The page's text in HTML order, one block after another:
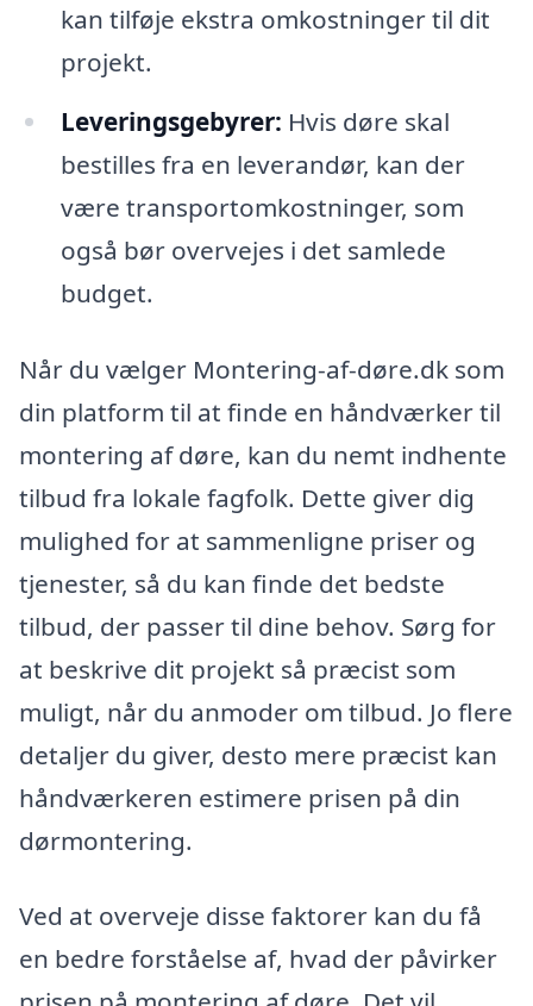
kan tilføje ekstra omkostninger til dit
projekt.
Leveringsgebyrer: Hvis døre skal
bestilles fra en leverandør, kan der
være transportomkostninger, som
også bør overvejes i det samlede
budget.
Når du vælger Montering-af-døre.dk som
din platform til at finde en håndværker til
montering af døre, kan du nemt indhente
tilbud fra lokale fagfolk. Dette giver dig
mulighed for at sammenligne priser og
tjenester, så du kan finde det bedste
tilbud, der passer til dine behov. Sørg for
at beskrive dit projekt så præcist som
muligt, når du anmoder om tilbud. Jo flere
detaljer du giver, desto mere præcist kan
håndværkeren estimere prisen på din
dørmontering.
Ved at overveje disse faktorer kan du få
en bedre forståelse af, hvad der påvirker